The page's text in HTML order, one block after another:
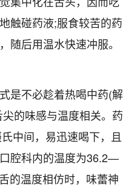
触碰药液;服食较苦的药
随后用温水快速冲服。
不必趁着热喝中药(解
的味感与温度相关。药
中间，易迅速喝下，且
腔科内的温度为36.2—
的温度相仿时，味蕾神